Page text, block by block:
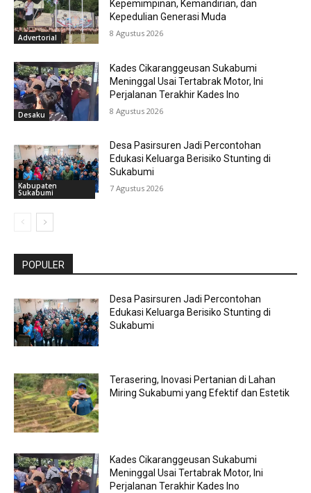
Advertorial
Kepemimpinan, Kemandirian, dan
Kepedulian Generasi Muda
8 Agustus 2026
Desaku
Kades Cikaranggeusan Sukabumi
Meninggal Usai Tertabrak Motor, Ini
Perjalanan Terakhir Kades Ino
8 Agustus 2026
Kabupaten
Sukabumi
Desa Pasirsuren Jadi Percontohan
Edukasi Keluarga Berisiko Stunting di
Sukabumi
7 Agustus 2026
POPULER
Desa Pasirsuren Jadi Percontohan
Edukasi Keluarga Berisiko Stunting di
Sukabumi
Terasering, Inovasi Pertanian di Lahan
Miring Sukabumi yang Efektif dan Estetik
Kades Cikaranggeusan Sukabumi
Meninggal Usai Tertabrak Motor, Ini
Perjalanan Terakhir Kades Ino